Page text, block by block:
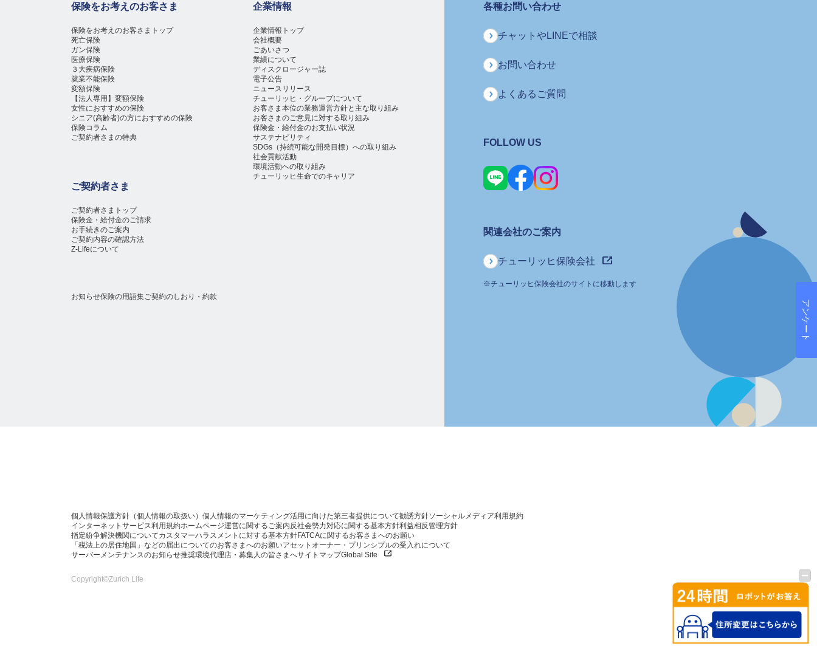
保険をお考えのお客さま
保険をお考えのお客さまトップ
死亡保険
ガン保険
医療保険
３大疾病保険
就業不能保険
変額保険
【法人専用】変額保険
女性におすすめの保険
シニア(高齢者)の方におすすめの保険
保険コラム
ご契約者さまの特典
ご契約者さま
ご契約者さまトップ
保険金・給付金のご請求
お手続きのご案内
ご契約内容の確認方法
Z-Lifeについて
企業情報
企業情報トップ
会社概要
ごあいさつ
業績について
ディスクロージャー誌
電子公告
ニュースリリース
チューリッヒ・グループについて
お客さま本位の業務運営方針と主な取り組み
お客さまのご意見に対する取り組み
保険金・給付金のお支払い状況
サステナビリティ
SDGs（持続可能な開発目標）への取り組み
社会貢献活動
環境活動への取り組み
チューリッヒ生命でのキャリア
お知らせ保険の用語集ご契約のしおり・約款
各種お問い合わせ
チャットやLINEで相談
お問い合わせ
よくあるご質問
FOLLOW US
関連会社のご案内
チューリッヒ保険会社
※チューリッヒ保険会社のサイトに移動します
個人情報保護方針（個人情報の取扱い） 個人情報のマーケティング活用に向けた第三者提供について勧誘方針ソーシャルメディア利用規約
インターネットサービス利用規約ホームページ運営に関するご案内反社会勢力対応に関する基本方針利益相反管理方針
指定紛争解決機関についてカスタマーハラスメントに対する基本方針FATCAに関するお客さまへのお願い
「税法上の居住地国」などの届出についてのお客さまへのお願いアセットオーナー・プリンシプルの受入れについて
サーバーメンテナンスのお知らせ推奨環境代理店・募集人の皆さまへサイトマップGlobal Site
Copyright©Zurich Life
アンケート